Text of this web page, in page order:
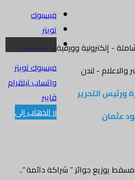
- إلكترونية وورقية
والاعلام - لندن
ورئيس التحرير
عثمان
يوزيع جوائز ” شراكة دائمة “..
فيسبوك
تويتر
البريد الالكتروني
فيسبوكتويتر
واتسابتيلقرام
ڤايبر
زر الذهاب إلى